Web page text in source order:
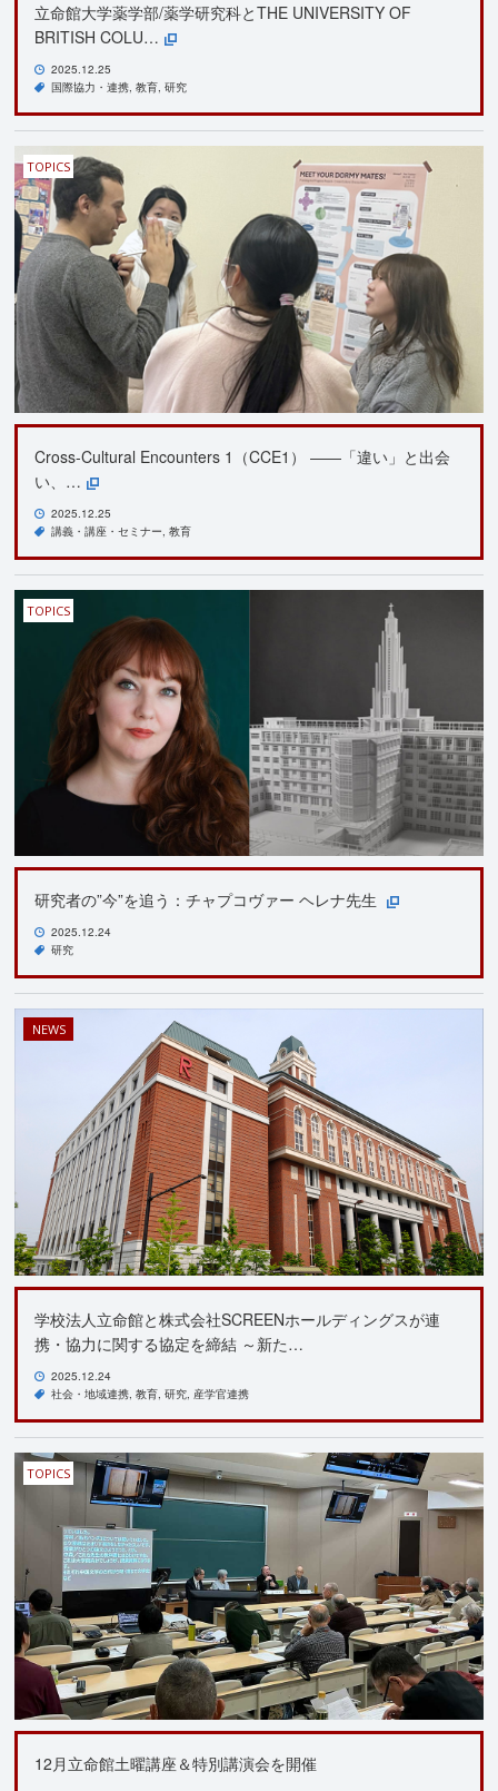
立命館大学薬学部/薬学研究科とTHE UNIVERSITY OF
BRITISH COLU…
2025.12.25
国際協力・連携 教育 研究
TOPICS
Cross-Cultural Encounters 1（CCE1） ――「違い」と出会
い、…
2025.12.25
講義・講座・セミナー 教育
TOPICS
研究者の”今”を追う：チャプコヴァー ヘレナ先生
2025.12.24
研究
NEWS
学校法人立命館と株式会社SCREENホールディングスが連
携・協力に関する協定を締結 ～新た…
2025.12.24
社会・地域連携 教育 研究 産学官連携
TOPICS
12月立命館土曜講座＆特別講演会を開催